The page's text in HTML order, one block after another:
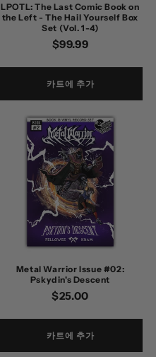
LPOTL: The Last Comic Book on
the Left - The Hail Yourself Box
Set (Vol. 1-4)
정
$99.99
카트에 추가
Metal Warrior Issue #02:
Pskydin's Descent
정
$25.00
카트에 추가